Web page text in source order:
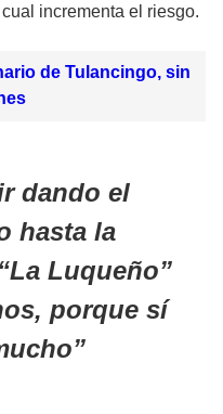
incrementa el riesgo.
de Tulancingo, sin
dando el
hasta la
Luqueño”
porque sí